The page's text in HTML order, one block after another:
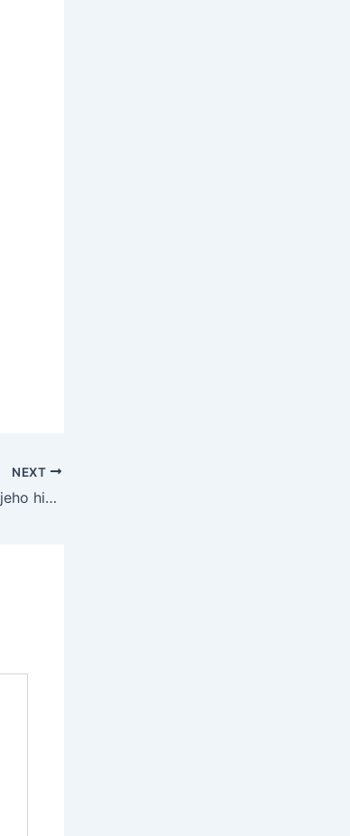
NEXT
MANCHESTER UNITED a jeho história